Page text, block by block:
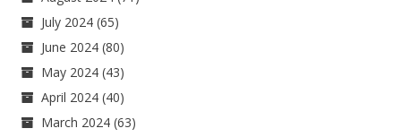
July 2024 (65)
June 2024 (80)
May 2024 (43)
April 2024 (40)
March 2024 (63)